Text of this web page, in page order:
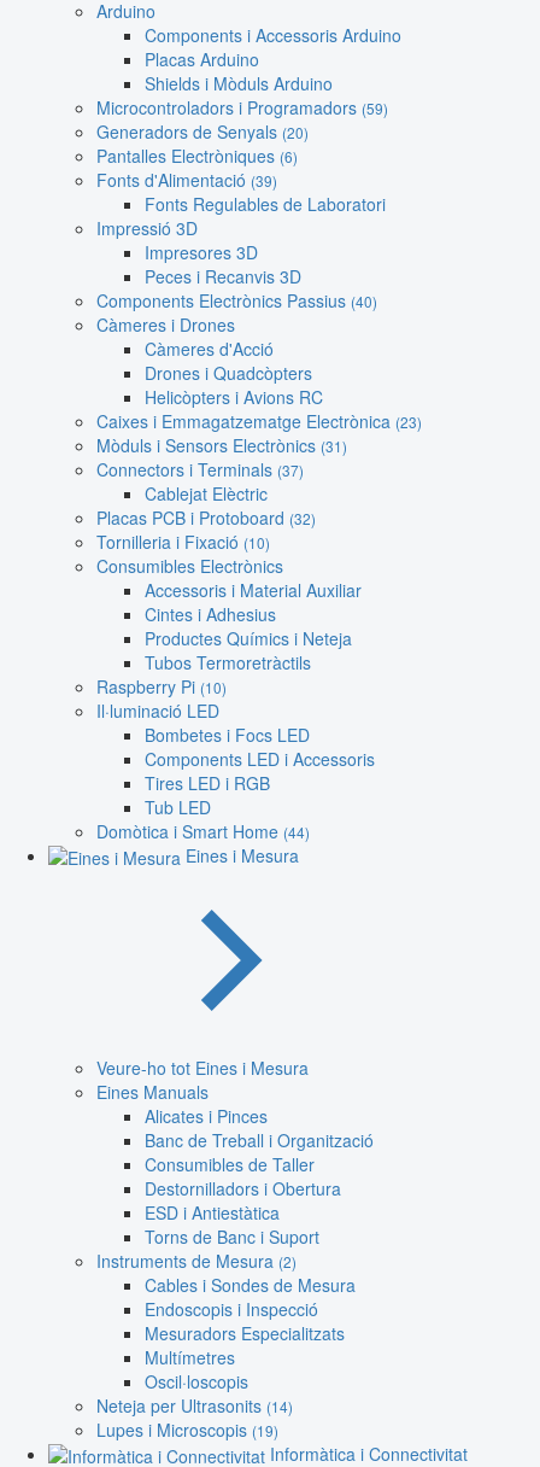
Arduino
Components i Accessoris Arduino
Placas Arduino
Shields i Mòduls Arduino
Microcontroladors i Programadors (59)
Generadors de Senyals (20)
Pantalles Electròniques (6)
Fonts d'Alimentació (39)
Fonts Regulables de Laboratori
Impressió 3D
Impresores 3D
Peces i Recanvis 3D
Components Electrònics Passius (40)
Càmeres i Drones
Càmeres d'Acció
Drones i Quadcòpters
Helicòpters i Avions RC
Caixes i Emmagatzematge Electrònica (23)
Mòduls i Sensors Electrònics (31)
Connectors i Terminals (37)
Cablejat Elèctric
Placas PCB i Protoboard (32)
Tornilleria i Fixació (10)
Consumibles Electrònics
Accessoris i Material Auxiliar
Cintes i Adhesius
Productes Químics i Neteja
Tubos Termoretràctils
Raspberry Pi (10)
Il·luminació LED
Bombetes i Focs LED
Components LED i Accessoris
Tires LED i RGB
Tub LED
Domòtica i Smart Home (44)
Eines i Mesura
Veure-ho tot Eines i Mesura
Eines Manuals
Alicates i Pinces
Banc de Treball i Organització
Consumibles de Taller
Destornilladors i Obertura
ESD i Antiestàtica
Torns de Banc i Suport
Instruments de Mesura (2)
Cables i Sondes de Mesura
Endoscopis i Inspecció
Mesuradors Especialitzats
Multímetres
Oscil·loscopis
Neteja per Ultrasonits (14)
Lupes i Microscopis (19)
Informàtica i Connectivitat